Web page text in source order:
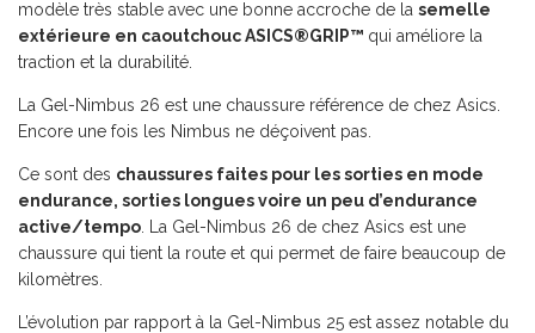
modèle très stable avec une bonne accroche de la semelle
extérieure en caoutchouc ASICS®GRIP™ qui améliore la
traction et la durabilité.
La Gel-Nimbus 26 est une chaussure référence de chez Asics.
Encore une fois les Nimbus ne déçoivent pas.
Ce sont des chaussures faites pour les sorties en mode
endurance, sorties longues voire un peu d’endurance
active/tempo . La Gel-Nimbus 26 de chez Asics est une
chaussure qui tient la route et qui permet de faire beaucoup de
kilomètres.
L’évolution par rapport à la Gel-Nimbus 25 est assez notable du